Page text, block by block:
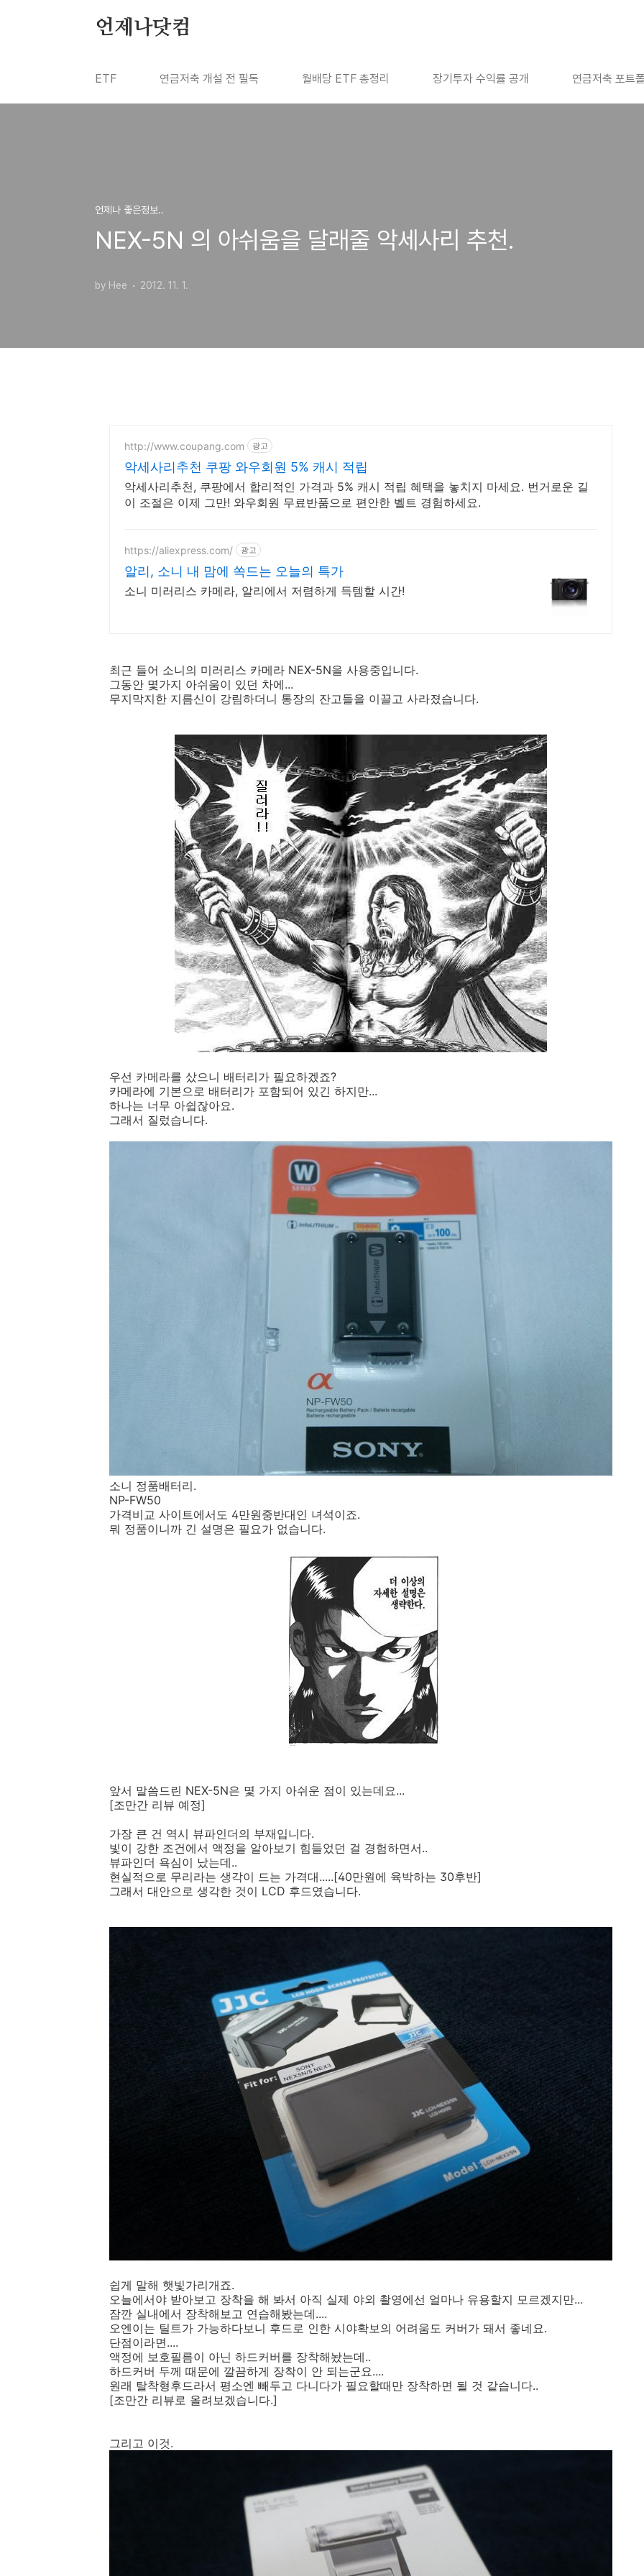
언제나닷컴
ETF 연금저축 개설 전 필독 월배당 ETF 총정리 장기투자 수익률 공개 연금저축 포트
언제나 좋은정보..
NEX-5N 의 아쉬움을 달래줄 악세사리 추천.
by Hee 2012. 11. 1.
http://www.coupang.com 광고
악세사리추천 쿠팡 와우회원 5% 캐시 적립
악세사리추천, 쿠팡에서 합리적인 가격과 5% 캐시 적립 혜택을 놓치지 마세요. 번거로운 길
이 조절은 이제 그만! 와우회원 무료반품으로 편안한 벨트 경험하세요.
https://aliexpress.com/ 광고
알리, 소니 내 맘에 쏙드는 오늘의 특가
소니 미러리스 카메라, 알리에서 저렴하게 득템할 시간!
최근 들어 소니의 미러리스 카메라 NEX-5N을 사용중입니다.
그동안 몇가지 아쉬움이 있던 차에...
무지막지한 지름신이 강림하더니 통장의 잔고들을 이끌고 사라졌습니다.
우선 카메라를 샀으니 배터리가 필요하겠죠?
카메라에 기본으로 배터리가 포함되어 있긴 하지만...
하나는 너무 아쉽잖아요.
그래서 질렀습니다.
소니 정품배터리.
NP-FW50
가격비교 사이트에서도 4만원중반대인 녀석이죠.
뭐 정품이니까 긴 설명은 필요가 없습니다.
앞서 말씀드린 NEX-5N은 몇 가지 아쉬운 점이 있는데요...
[조만간 리뷰 예정]
가장 큰 건 역시 뷰파인더의 부재입니다.
빛이 강한 조건에서 액정을 알아보기 힘들었던 걸 경험하면서..
뷰파인더 욕심이 났는데..
현실적으로 무리라는 생각이 드는 가격대.....[40만원에 육박하는 30후반]
그래서 대안으로 생각한 것이 LCD 후드였습니다.
쉽게 말해 햇빛가리개죠.
오늘에서야 받아보고 장착을 해 봐서 아직 실제 야외 촬영에선 얼마나 유용할지 모르겠지만...
잠깐 실내에서 장착해보고 연습해봤는데....
오엔이는 틸트가 가능하다보니 후드로 인한 시야확보의 어려움도 커버가 돼서 좋네요.
단점이라면....
액정에 보호필름이 아닌 하드커버를 장착해놨는데..
하드커버 두께 때문에 깔끔하게 장착이 안 되는군요....
원래 탈착형후드라서 평소엔 빼두고 다니다가 필요할때만 장착하면 될 것 같습니다..
[조만간 리뷰로 올려보겠습니다.]
그리고 이것.